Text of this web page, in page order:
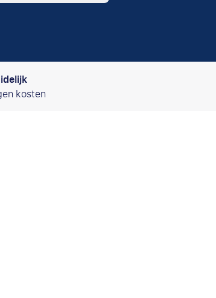
kosten